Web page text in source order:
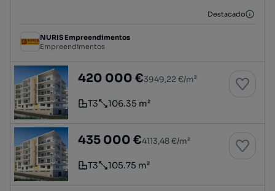
Destacado
NURIS Empreendimentos
Empreendimentos
Apartamento T3 para Venda em Portimão
420 000 €3949,22 €/m²
Tipologia
T3
Preço por metro quadrado
106.35 m²
Apartamento T3 para Venda em Portimão
435 000 €4113,48 €/m²
Tipologia
T3
Preço por metro quadrado
105.75 m²